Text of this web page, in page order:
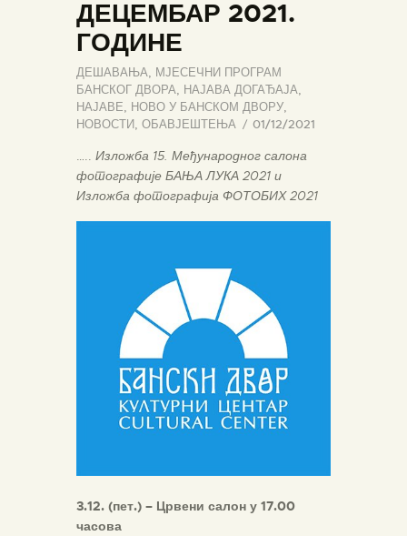
ДЕЦЕМБАР 2021.
ГОДИНЕ
ДЕШАВАЊА, МЈЕСЕЧНИ ПРОГРАМ
БАНСКОГ ДВОРА, НАЈАВА ДОГАЂАЈА,
НАЈАВЕ, НОВО У БАНСКОМ ДВОРУ,
НОВОСТИ, ОБАВЈЕШТЕЊА 01/12/2021
….. Изложба 15. Међународног салона
фотографије БАЊА ЛУКА 2021 и
Изложба фотографија ФОТОБИХ 2021
3.12. (пет.) – Црвени салон у 17.00
часова